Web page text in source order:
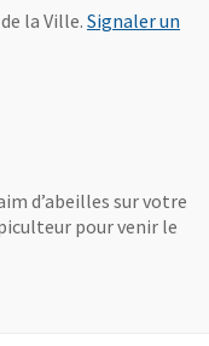
la Ville. Signaler un
d’abeilles sur votre
pour venir le